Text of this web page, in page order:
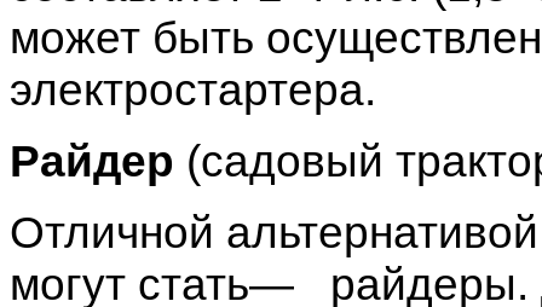
может быть
электростартера.
Райдер (садовый
Отличной
могут стать— райдеры.